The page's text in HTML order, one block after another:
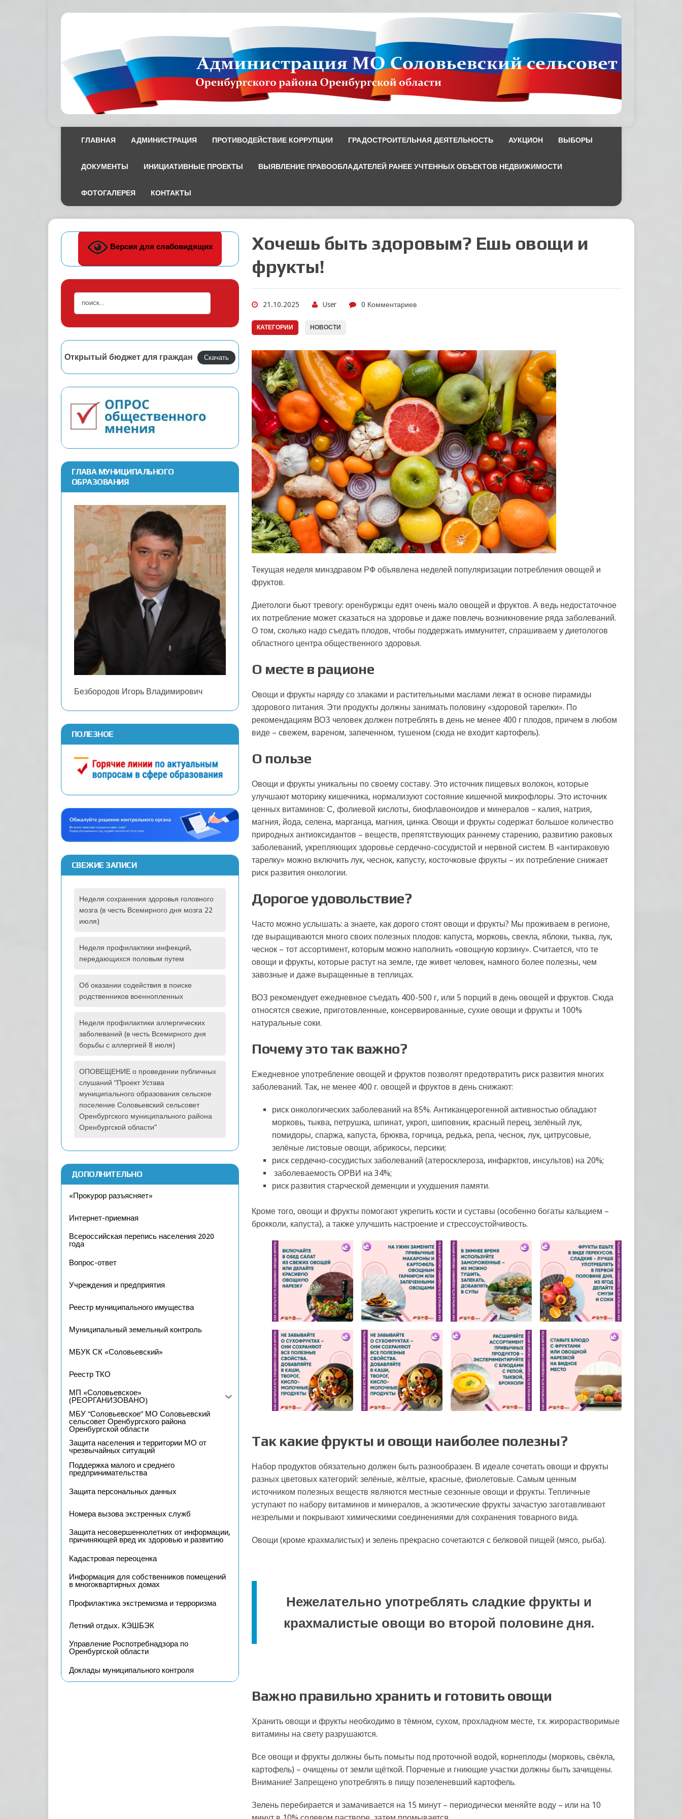
ГЛАВНАЯ АДМИНИСТРАЦИЯ ПРОТИВОДЕЙСТВИЕ КОРРУПЦИИ ГРАДОСТРОИТЕЛЬНАЯ ДЕЯТЕЛЬНОСТЬ АУКЦИОН ВЫБОРЫ
ДОКУМЕНТЫ ИНИЦИАТИВНЫЕ ПРОЕКТЫ ВЫЯВЛЕНИЕ ПРАВООБЛАДАТЕЛЕЙ РАНЕЕ УЧТЕННЫХ ОБЪЕКТОВ НЕДВИЖИМОСТИ
ФОТОГАЛЕРЕЯ КОНТАКТЫ
Хочешь быть здоровым? Ешь овощи и
фрукты!
21.10.2025 User 0 Комментариев
КАТЕГОРИИ НОВОСТИ
Текущая неделя минздравом РФ объявлена неделей популяризации потребления овощей и
фруктов.
Диетологи бьют тревогу: оренбуржцы едят очень мало овощей и фруктов. А ведь недостаточное
их потребление может сказаться на здоровье и даже повлечь возникновение ряда заболеваний.
О том, сколько надо съедать плодов, чтобы поддержать иммунитет, спрашиваем у диетологов
областного центра общественного здоровья.
О месте в рационе
Овощи и фрукты наряду со злаками и растительными маслами лежат в основе пирамиды
здорового питания. Эти продукты должны занимать половину «здоровой тарелки». По
рекомендациям ВОЗ человек должен потреблять в день не менее 400 г плодов, причем в любом
виде – свежем, вареном, запеченном, тушеном (сюда не входит картофель).
О пользе
Овощи и фрукты уникальны по своему составу. Это источник пищевых волокон, которые
улучшают моторику кишечника, нормализуют состояние кишечной микрофлоры. Это источник
ценных витаминов: С, фолиевой кислоты, биофлавоноидов и минералов – калия, натрия,
магния, йода, селена, марганца, магния, цинка. Овощи и фрукты содержат большое количество
природных антиоксидантов – веществ, препятствующих раннему старению, развитию раковых
заболеваний, укрепляющих здоровье сердечно-сосудистой и нервной систем. В «антираковую
тарелку» можно включить лук, чеснок, капусту, косточковые фрукты – их потребление снижает
риск развития онкологии.
Дорогое удовольствие?
Часто можно услышать: а знаете, как дорого стоят овощи и фрукты? Мы проживаем в регионе,
где выращиваются много своих полезных плодов: капуста, морковь, свекла, яблоки, тыква, лук,
чеснок – тот ассортимент, которым можно наполнить «овощную корзину». Считается, что те
овощи и фрукты, которые растут на земле, где живет человек, намного более полезны, чем
завозные и даже выращенные в теплицах.
ВОЗ рекомендует ежедневное съедать 400-500 г, или 5 порций в день овощей и фруктов. Сюда
относятся свежие, приготовленные, консервированные, сухие овощи и фрукты и 100%
натуральные соки.
Почему это так важно?
Ежедневное употребление овощей и фруктов позволят предотвратить риск развития многих
заболеваний. Так, не менее 400 г. овощей и фруктов в день снижают:
риск онкологических заболеваний на 85%. Антиканцерогенной активностью обладают
морковь, тыква, петрушка, шпинат, укроп, шиповник, красный перец, зелёный лук,
помидоры, спаржа, капуста, брюква, горчица, редька, репа, чеснок, лук, цитрусовые,
зелёные листовые овощи, абрикосы, персики;
риск сердечно-сосудистых заболеваний (атеросклероза, инфарктов, инсультов) на 20%;
заболеваемость ОРВИ на 34%;
риск развития старческой деменции и ухудшения памяти.
Кроме того, овощи и фрукты помогают укрепить кости и суставы (особенно богаты кальцием –
брокколи, капуста), а также улучшить настроение и стрессоустойчивость.
Так какие фрукты и овощи наиболее полезны?
Набор продуктов обязательно должен быть разнообразен. В идеале сочетать овощи и фрукты
разных цветовых категорий: зелёные, жёлтые, красные, фиолетовые. Самым ценным
источником полезных веществ являются местные сезонные овощи и фрукты. Тепличные
уступают по набору витаминов и минералов, а экзотические фрукты зачастую заготавливают
незрелыми и покрывают химическими соединениями для сохранения товарного вида.
Овощи (кроме крахмалистых) и зелень прекрасно сочетаются с белковой пищей (мясо, рыба).
Нежелательно употреблять сладкие фрукты и
крахмалистые овощи во второй половине дня.
Важно правильно хранить и готовить овощи
Хранить овощи и фрукты необходимо в тёмном, сухом, прохладном месте, т.к. жирорастворимые
витамины на свету разрушаются.
Все овощи и фрукты должны быть помыты под проточной водой, корнеплоды (морковь, свёкла,
картофель) – очищены от земли щёткой. Порченые и гниющие участки должны быть зачищены.
Внимание! Запрещено употреблять в пищу позеленевший картофель.
Зелень перебирается и замачивается на 15 минут – периодически меняйте воду – или на 10
Версия для слабовидящих
Открытый бюджет для граждан Скачать
ГЛАВА МУНИЦИПАЛЬНОГО
ОБРАЗОВАНИЯ
Безбородов Игорь Владимирович
ПОЛЕЗНОЕ
СВЕЖИЕ ЗАПИСИ
Неделя сохранения здоровья головного
мозга (в честь Всемирного дня мозга 22
июля)
Неделя профилактики инфекций,
передающихся половым путем
Об оказании содействия в поиске
родственников военнопленных
Неделя профилактики аллергических
заболеваний (в честь Всемирного дня
борьбы с аллергией 8 июля)
ОПОВЕЩЕНИЕ о проведении публичных
слушаний “Проект Устава
муниципального образования сельское
поселение Соловьевский сельсовет
Оренбургского муниципального района
Оренбургской области”
ДОПОЛНИТЕЛЬНО
«Прокурор разъясняет»
Интернет-приемная
Всероссийская перепись населения 2020
года
Вопрос-ответ
Учреждения и предприятия
Реестр муниципального имущества
Муниципальный земельный контроль
МБУК СК «Соловьевский»
Реестр ТКО
МП «Соловьевское»
(РЕОРГАНИЗОВАНО)
МБУ “Соловьевское” МО Соловьевский
сельсовет Оренбургского района
Оренбургской области
Защита населения и территории МО от
чрезвычайных ситуаций
Поддержка малого и среднего
предпринимательства
Защита персональных данных
Номера вызова экстренных служб
Защита несовершеннолетних от информации,
причиняющей вред их здоровью и развитию
Кадастровая переоценка
Информация для собственников помещений
в многоквартирных домах
Профилактика экстремизма и терроризма
Летний отдых. КЭШБЭК
Управление Роспотребнадзора по
Оренбургской области
Доклады муниципального контроля